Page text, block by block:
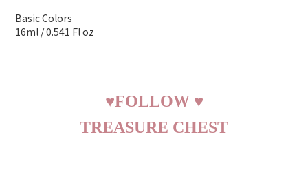
Basic Colors
16ml / 0.541 Fl oz
♥FOLLOW ♥
TREASURE CHEST